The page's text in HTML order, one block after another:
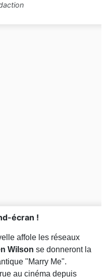
écran !
affole les réseaux
Wilson se donneront la
"Marry Me".
au cinéma depuis